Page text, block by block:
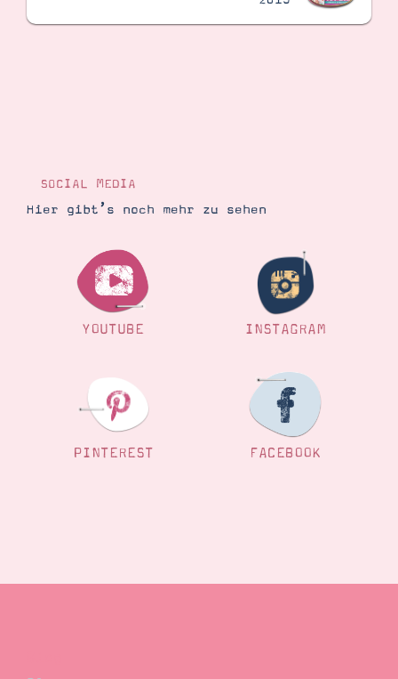
SOCIAL MEDIA
Hier gibt’s noch mehr zu sehen
YOUTUBE INSTAGRAM
PINTEREST FACEBOOK